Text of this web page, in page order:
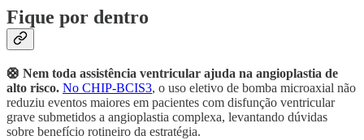
Fique por dentro
🛟 Nem toda assistência ventricular ajuda na angioplastia de
alto risco. No CHIP-BCIS3, o uso eletivo de bomba microaxial não
reduziu eventos maiores em pacientes com disfunção ventricular
grave submetidos a angioplastia complexa, levantando dúvidas
sobre benefício rotineiro da estratégia.